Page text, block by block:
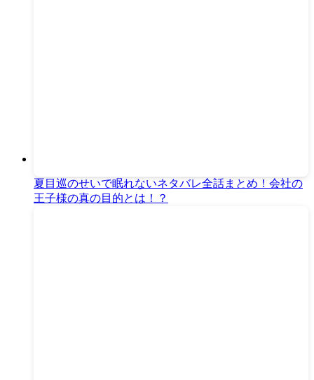
夏目巡のせいで眠れないネタバレ全話まとめ！会社の
王子様の真の目的とは！？